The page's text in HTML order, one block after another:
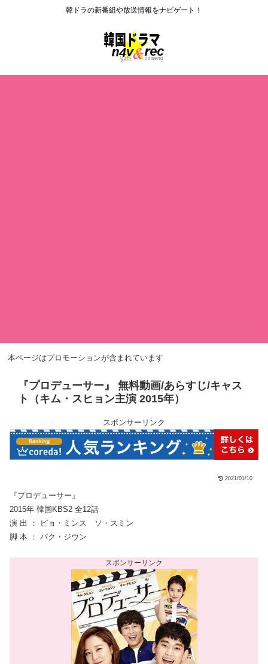
韓ドラの新番組や放送情報をナビゲート！
本ページはプロモーションが含まれています
『プロデューサー』 無料動画/あらすじ/キャス
ト（キム・スヒョン主演 2015年）
スポンサーリンク
2021/01/10
『プロデューサー』
2015年 韓国KBS2 全12話
演 出 ： ピョ・ミンス ソ・スミン
脚 本 ： パク・ジウン